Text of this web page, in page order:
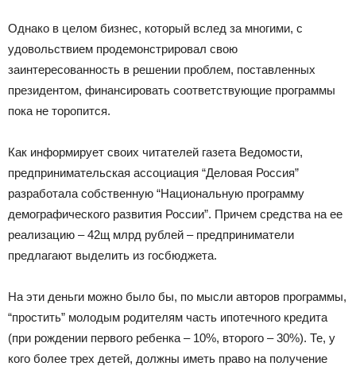
Однако в целом бизнес, который вслед за многими, с
удовольствием продемонстрировал свою
заинтересованность в решении проблем, поставленных
президентом, финансировать соответствующие программы
пока не торопится.
Как информирует своих читателей газета Ведомости,
предпринимательская ассоциация “Деловая Россия”
разработала собственную “Национальную программу
демографического развития России”. Причем средства на ее
реализацию – 42щ млрд рублей – предприниматели
предлагают выделить из госбюджета.
На эти деньги можно было бы, по мысли авторов программы,
“простить” молодым родителям часть ипотечного кредита
(при рождении первого ребенка – 10%, второго – 30%). Те, у
кого более трех детей, должны иметь право на получение